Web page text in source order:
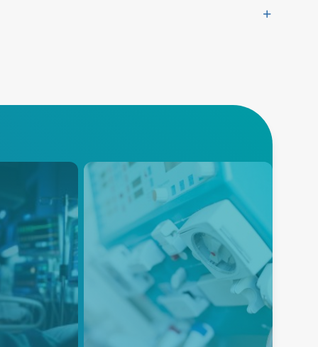
global
Dialysis
Advanced Energy’s reliable
and efficient power solutions for
Patient Monitoring Dialysis